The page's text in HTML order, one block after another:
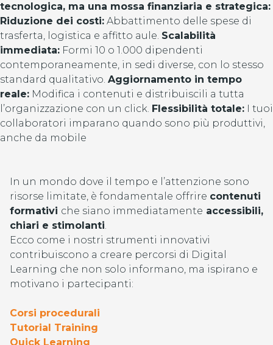
tecnologica, ma una mossa finanziaria e strategica:
Riduzione dei costi: Abbattimento delle spese di
trasferta, logistica e affitto aule. Scalabilità
immediata: Formi 10 o 1.000 dipendenti
contemporaneamente, in sedi diverse, con lo stesso
standard qualitativo. Aggiornamento in tempo
reale: Modifica i contenuti e distribuiscili a tutta
l’organizzazione con un click. Flessibilità totale: I tuoi
collaboratori imparano quando sono più produttivi,
anche da mobile
In un mondo dove il tempo e l’attenzione sono
risorse limitate, è fondamentale offrire contenuti
formativi che siano immediatamente accessibili,
chiari e stimolanti.
Ecco come i nostri strumenti innovativi
contribuiscono a creare percorsi di Digital
Learning che non solo informano, ma ispirano e
motivano i partecipanti:
Corsi procedurali
Tutorial Training
Quick Learning